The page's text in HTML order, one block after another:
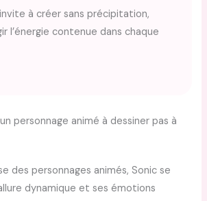
à créer sans précipitation,
l’énergie contenue dans chaque
personnage animé à dessiner pas à
des personnages animés, Sonic se
dynamique et ses émotions